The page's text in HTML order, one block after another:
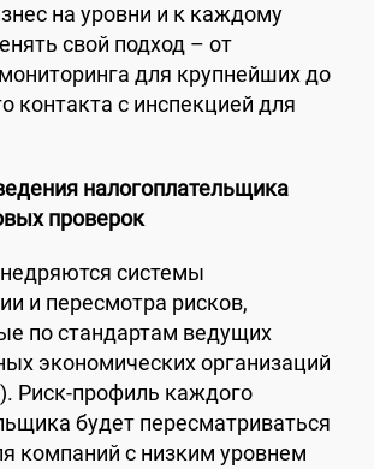
на уровни и к каждому
свой подход – от
для крупнейших до
контакта с инспекцией для
налогоплательщика
проверок
системы
и пересмотра рисков,
по стандартам ведущих
экономических организаций
Риск-профиль каждого
будет пересматриваться
компаний с низким уровнем